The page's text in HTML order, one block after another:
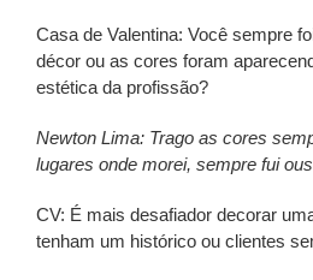
Casa de Valentina: Você sempre
décor ou as cores foram
estética da profissão?
Newton Lima: Trago as cores
lugares onde morei, sempre fui
CV: É mais desafiador decorar
tenham um histórico ou clientes